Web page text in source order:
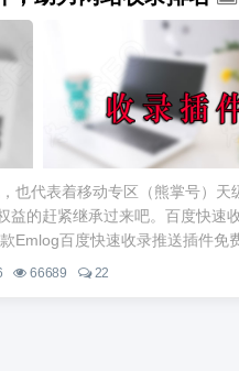
也代表着移动专区（熊掌号）
益的赶紧继承过来吧。百度快速
Emlog百度快速收录推送插件免
66689 22